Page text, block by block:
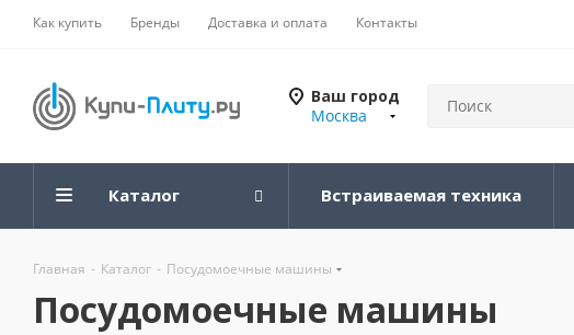
Как купить Бренды Доставка и оплата Контакты
Ваш город
Москва
Каталог Встраиваемая техника
Главная - Каталог - Посудомоечные машины
Посудомоечные машины